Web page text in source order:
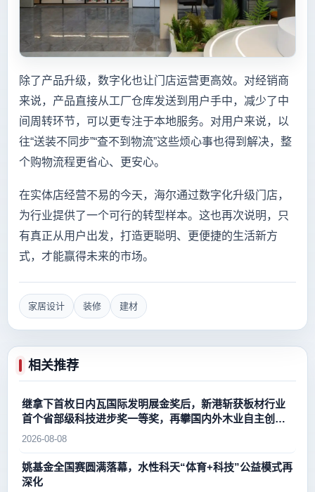
除了产品升级，数字化也让门店运营更高效。对经销商
来说，产品直接从工厂仓库发送到用户手中，减少了中
间周转环节，可以更专注于本地服务。对用户来说，以
往“送装不同步”“查不到物流”这些烦心事也得到解决，整
个购物流程更省心、更安心。
在实体店经营不易的今天，海尔通过数字化升级门店，
为行业提供了一个可行的转型样本。这也再次说明，只
有真正从用户出发，打造更聪明、更便捷的生活新方
式，才能赢得未来的市场。
家居设计 装修 建材
相关推荐
继拿下首枚日内瓦国际发明展金奖后，新港斩获板材行业
首个省部级科技进步奖一等奖，再攀国内外木业自主创新
新高峰
2026-08-08
姚基金全国赛圆满落幕，水性科天“体育+科技”公益模式再
深化